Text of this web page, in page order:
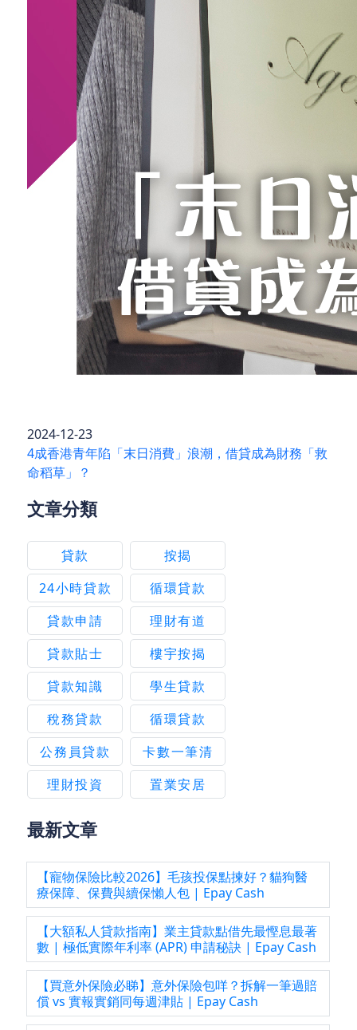
2024-12-23
4成香港青年陷「末日消費」浪潮，借貸成為財務「救
命稻草」？
文章分類
貸款
按揭
24小時貸款
循環貸款
貸款申請
理財有道
貸款貼士
樓宇按揭
貸款知識
學生貸款
稅務貸款
循環貸款
公務員貸款
卡數一筆清
理財投資
置業安居
最新文章
【寵物保險比較2026】毛孩投保點揀好？貓狗醫
療保障、保費與續保懶人包 | Epay Cash
【大額私人貸款指南】業主貸款點借先最慳息最著
數 | 極低實際年利率 (APR) 申請秘訣 | Epay Cash
【買意外保險必睇】意外保險包咩？拆解一筆過賠
償 vs 實報實銷同每週津貼 | Epay Cash